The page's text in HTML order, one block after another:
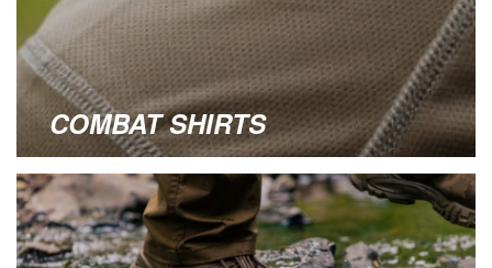
COMBAT SHIRTS